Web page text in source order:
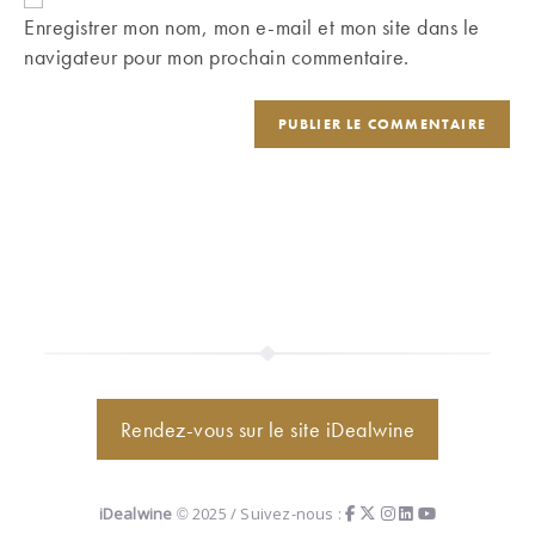
votre
(facultatif)
Enregistrer mon nom, mon e-mail et mon site dans le
navigateur pour mon prochain commentaire.
Rendez-vous sur le site iDealwine
iDealwine © 2025 / Suivez-nous :